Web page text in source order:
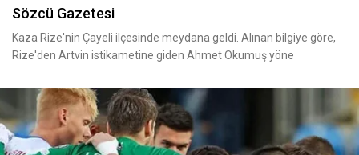
Sözcü Gazetesi
Kaza Rize'nin Çayeli ilçesinde meydana geldi. Alınan bilgiye göre,
Rize'den Artvin istikametine giden Ahmet Okumuş yöne